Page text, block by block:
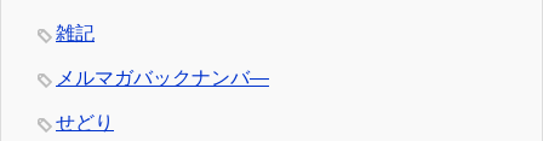
雑記
メルマガバックナンバ―
せどり